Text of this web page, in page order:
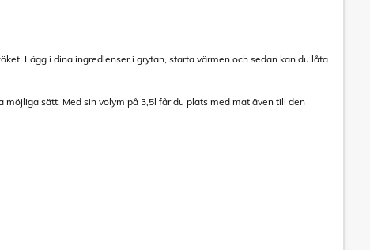
Lägg i dina ingredienser i grytan, starta värmen och sedan kan du låta
sätt. Med sin volym på 3,5l får du plats med mat även till den